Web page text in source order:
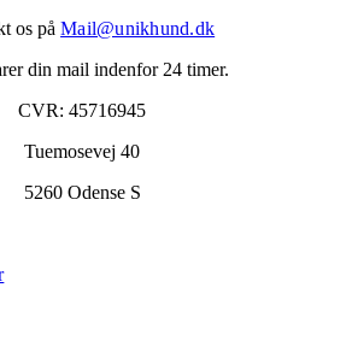
os på Mail@unikhund.dk
din mail indenfor 24 timer.
CVR: 45716945
Tuemosevej 40
5260 Odense S